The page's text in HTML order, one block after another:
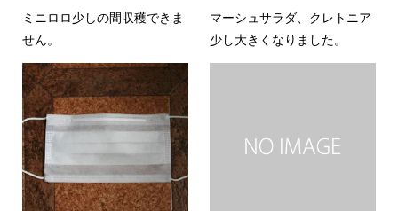
ミニロロ少しの間収穫できま
せん。
マーシュサラダ、クレトニア
少し大きくなりました。